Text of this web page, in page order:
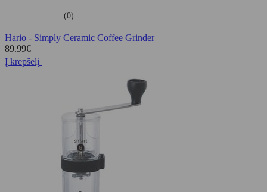
(0)
Hario - Simply Ceramic Coffee Grinder
89.99€
Į krepšelį